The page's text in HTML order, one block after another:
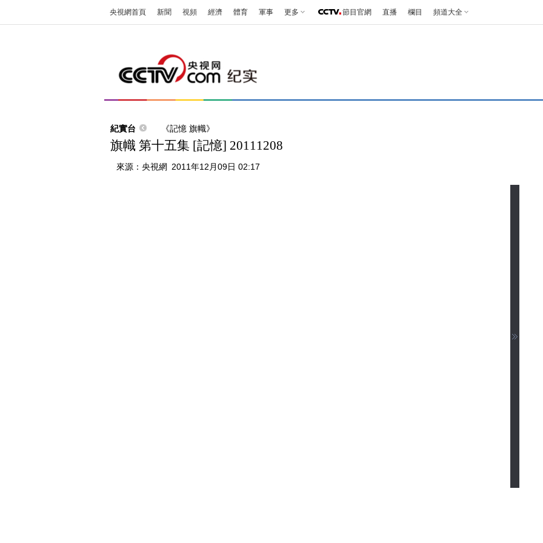
央視網首頁 新聞 視頻 經濟 體育 軍事 更多 節目官網 直播 欄目 頻道大全
紀實台 《記憶 旗幟》
旗幟 第十五集 [記憶] 20111208
來源： 央視網 2011年12月09日 02:17